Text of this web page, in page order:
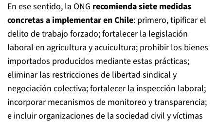
En ese sentido, la ONG recomienda siete medidas
concretas a implementar en Chile: primero, tipificar el
delito de trabajo forzado; fortalecer la legislación
laboral en agricultura y acuicultura; prohibir los bienes
importados producidos mediante estas prácticas;
eliminar las restricciones de libertad sindical y
negociación colectiva; fortalecer la inspección laboral;
incorporar mecanismos de monitoreo y transparencia;
e incluir organizaciones de la sociedad civil y víctimas